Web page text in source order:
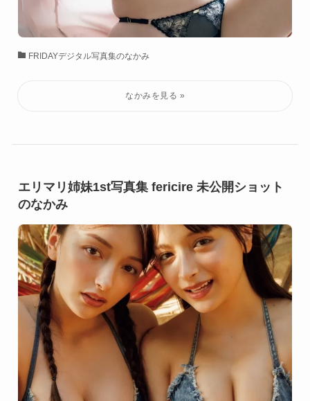
FRIDAYデジタル写真集のなかみ
エリマリ姉妹1st写真集 fericire 未公開ショット
のなかみ